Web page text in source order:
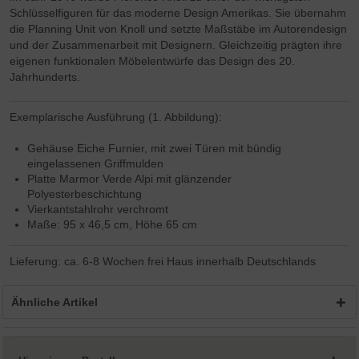
Schlüsselfiguren für das moderne Design Amerikas. Sie übernahm
die Planning Unit von Knoll und setzte Maßstäbe im Autorendesign
und der Zusammenarbeit mit Designern. Gleichzeitig prägten ihre
eigenen funktionalen Möbelentwürfe das Design des 20.
Jahrhunderts.
Exemplarische Ausführung (1. Abbildung):
Gehäuse Eiche Furnier, mit zwei Türen mit bündig
eingelassenen Griffmulden
Platte Marmor Verde Alpi mit glänzender
Polyesterbeschichtung
Vierkantstahlrohr verchromt
Maße: 95 x 46,5 cm, Höhe 65 cm
Lieferung: ca. 6-8 Wochen frei Haus innerhalb Deutschlands
Ähnliche Artikel